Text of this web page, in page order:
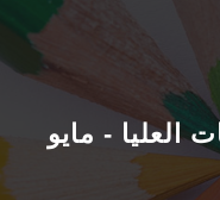
القطاعات
العليا - مايو